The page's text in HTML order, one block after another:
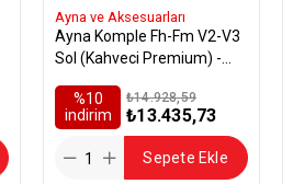
Ayna ve Aksesuarları
Ayna Komple Fh-Fm V2-V3
Sol (Kahveci Premium) -
%10
i̇ndirim
₺13.435,73
₺14.928,59
Sepete Ekle